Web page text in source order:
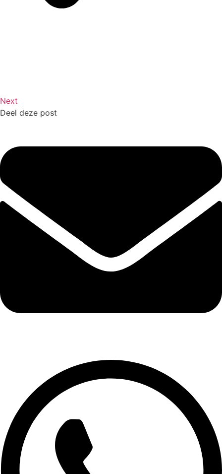
Next
Deel deze post